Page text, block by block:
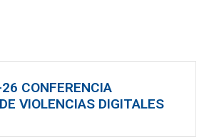
CONFERENCIA
VIOLENCIAS DIGITALES